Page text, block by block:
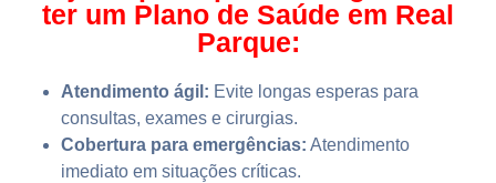
ter um Plano de Saúde em Real
Parque:
Atendimento ágil: Evite longas esperas para
consultas, exames e cirurgias.
Cobertura para emergências: Atendimento
imediato em situações críticas.